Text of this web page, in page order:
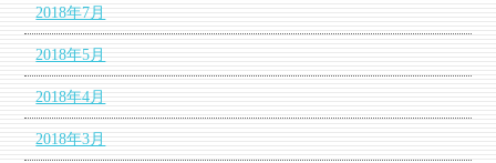
2018年7月
2018年5月
2018年4月
2018年3月